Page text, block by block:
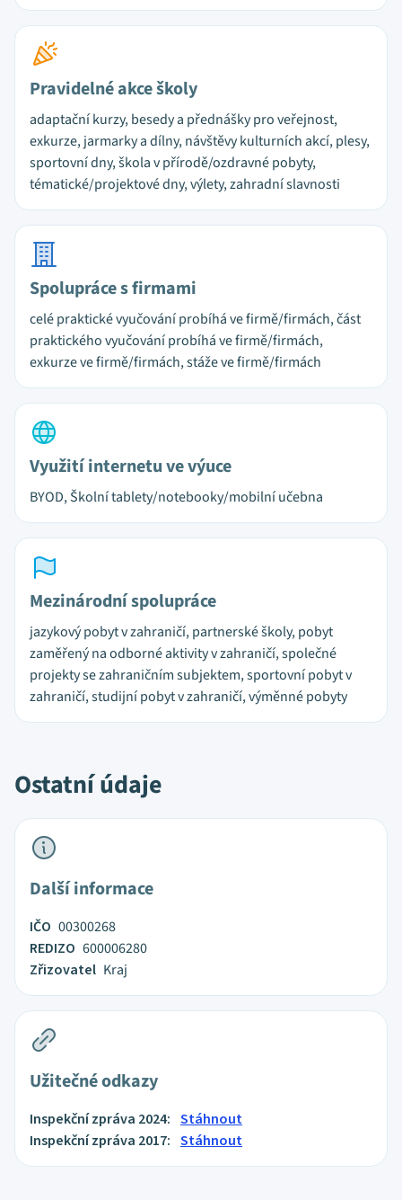
Pravidelné akce školy
adaptační kurzy, besedy a přednášky pro veřejnost,
exkurze, jarmarky a dílny, návštěvy kulturních akcí, plesy,
sportovní dny, škola v přírodě/ozdravné pobyty,
tématické/projektové dny, výlety, zahradní slavnosti
Spolupráce s firmami
celé praktické vyučování probíhá ve firmě/firmách, část
praktického vyučování probíhá ve firmě/firmách,
exkurze ve firmě/firmách, stáže ve firmě/firmách
Využití internetu ve výuce
BYOD, Školní tablety/notebooky/mobilní učebna
Mezinárodní spolupráce
jazykový pobyt v zahraničí, partnerské školy, pobyt
zaměřený na odborné aktivity v zahraničí, společné
projekty se zahraničním subjektem, sportovní pobyt v
zahraničí, studijní pobyt v zahraničí, výměnné pobyty
Ostatní údaje
Další informace
IČO 00300268
REDIZO 600006280
Zřizovatel Kraj
Užitečné odkazy
Inspekční zpráva 2024: Stáhnout
Inspekční zpráva 2017: Stáhnout